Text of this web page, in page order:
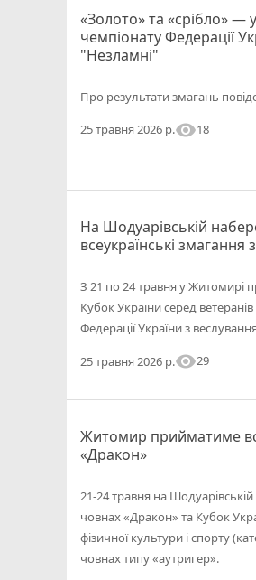
«Золото» та «срібло»
чемпіонату Федерації
"Незламні"
Про результати змагань
25 травня 2026 р.visibility18
На Шодуарівській
всеукраїнські
З 21 по 24 травня у Житомирі
Кубок України серед
Федерації України з
25 травня 2026 р.visibility29
Житомир прийматиме
«Дракон»
21-24 травня на
човнах «Дракон» та Кубок
фізичної культури і спорту
човнах типу «аутригер».